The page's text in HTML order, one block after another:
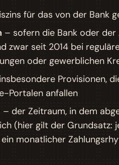
für das von der Bank
– sofern die Bank oder
zwar seit 2014 bei
oder gewerblichen
Provisionen,
Portalen anfallen
– der Zeitraum, in dem
(hier gilt der Grundsatz:
monatlicher